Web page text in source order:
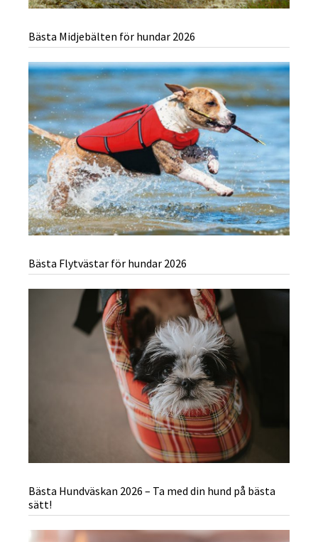
Bästa Midjebälten för hundar 2026
Bästa Flytvästar för hundar 2026
Bästa Hundväskan 2026 – Ta med din hund på bästa
sätt!